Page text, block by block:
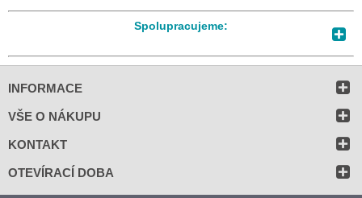
Spolupracujeme:
INFORMACE
VŠE O NÁKUPU
KONTAKT
OTEVÍRACÍ DOBA